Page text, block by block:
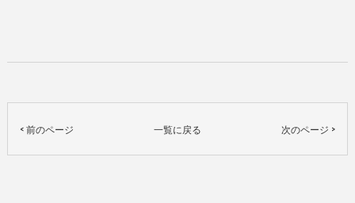
< 前のページ 一覧に戻る 次のページ >